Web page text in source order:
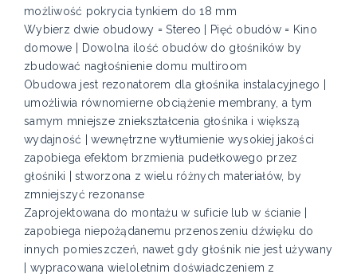
możliwość pokrycia tynkiem do 18 mm
Wybierz dwie obudowy = Stereo | Pięć obudów = Kino
domowe | Dowolna ilość obudów do głośników by
zbudować nagłośnienie domu multiroom
Obudowa jest rezonatorem dla głośnika instalacyjnego |
umożliwia równomierne obciążenie membrany, a tym
samym mniejsze zniekształcenia głośnika i większą
wydajność | wewnętrzne wytłumienie wysokiej jakości
zapobiega efektom brzmienia pudełkowego przez
głośniki | stworzona z wielu różnych materiałów, by
zmniejszyć rezonanse
Zaprojektowana do montażu w suficie lub w ścianie |
zapobiega niepożądanemu przenoszeniu dźwięku do
innych pomieszczeń, nawet gdy głośnik nie jest używany
| wypracowana wieloletnim doświadczeniem z